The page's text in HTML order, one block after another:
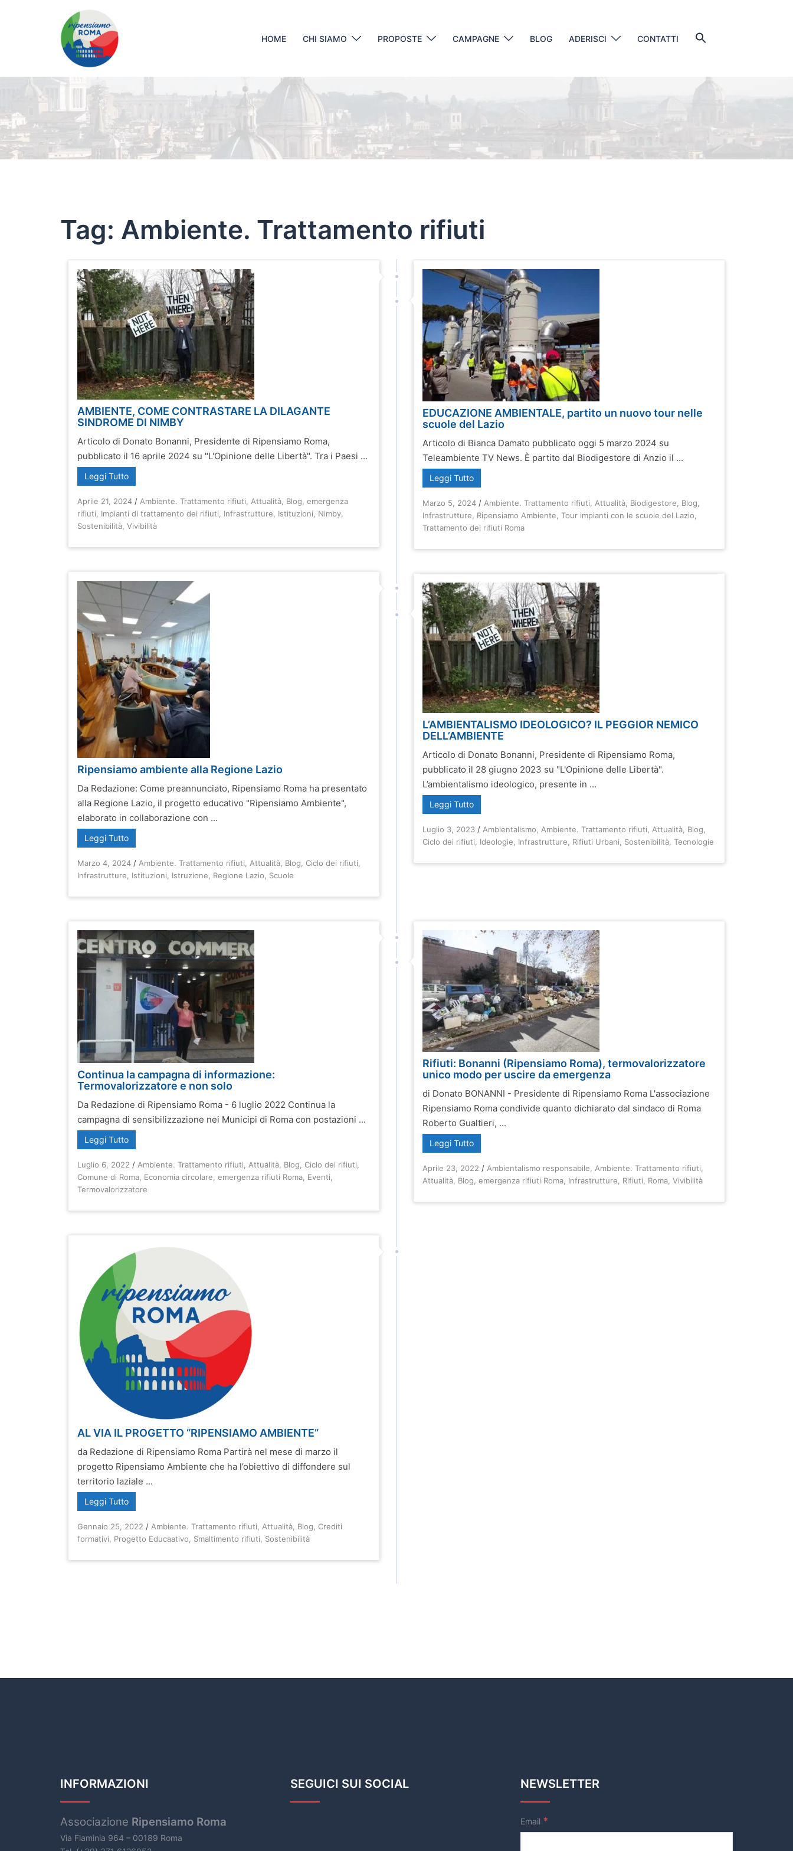
HOME CHI SIAMO PROPOSTE CAMPAGNE BLOG ADERISCI CONTATTI
Tag: Ambiente. Trattamento rifiuti
AMBIENTE, COME CONTRASTARE LA DILAGANTE
SINDROME DI NIMBY
Articolo di Donato Bonanni, Presidente di Ripensiamo Roma,
pubblicato il 16 aprile 2024 su "L'Opinione delle Libertà". Tra i Paesi ...
Leggi Tutto
Aprile 21, 2024 / Ambiente. Trattamento rifiuti Attualità Blog ,emergenza
rifiuti
Impianti di trattamento dei rifiuti Infrastrutture Istituzioni Nimby
Sostenibilità ,Vivibilità
EDUCAZIONE AMBIENTALE, partito un nuovo tour nelle
scuole del Lazio
Articolo di Bianca Damato pubblicato oggi 5 marzo 2024 su
Teleambiente TV News. È partito dal Biodigestore di Anzio il ...
Leggi Tutto
Marzo 5, 2024 / Ambiente. Trattamento rifiuti Attualità Biodigestore Blog
Infrastrutture
Ripensiamo Ambiente ,Tour impianti con le scuole del Lazio
Trattamento dei rifiuti Roma
Ripensiamo ambiente alla Regione Lazio
Da Redazione: Come preannunciato, Ripensiamo Roma ha presentato
alla Regione Lazio, il progetto educativo "Ripensiamo Ambiente",
elaborato in collaborazione con ...
Leggi Tutto
Marzo 4, 2024 / Ambiente. Trattamento rifiuti Attualità Blog ,Ciclo dei rifiuti
Infrastrutture
Istituzioni Istruzione Regione Lazio Scuole
L’AMBIENTALISMO IDEOLOGICO? IL PEGGIOR NEMICO
DELL’AMBIENTE
Articolo di Donato Bonanni, Presidente di Ripensiamo Roma,
pubblicato il 28 giugno 2023 su "L'Opinione delle Libertà".
L’ambientalismo ideologico, presente in ...
Leggi Tutto
Luglio 3, 2023 / Ambientalismo Ambiente. Trattamento rifiuti Attualità Blog
Ciclo dei rifiuti
Ideologie Infrastrutture Rifiuti Urbani Sostenibilità ,Tecnologie
Continua la campagna di informazione:
Termovalorizzatore e non solo
Da Redazione di Ripensiamo Roma - 6 luglio 2022 Continua la
campagna di sensibilizzazione nei Municipi di Roma con postazioni ...
Leggi Tutto
Luglio 6, 2022 / Ambiente. Trattamento rifiuti Attualità Blog ,Ciclo dei rifiuti
Comune di Roma Economia circolare ,emergenza rifiuti Roma Eventi
Termovalorizzatore
Rifiuti: Bonanni (Ripensiamo Roma), termovalorizzatore
unico modo per uscire da emergenza
di Donato BONANNI - Presidente di Ripensiamo Roma L'associazione
Ripensiamo Roma condivide quanto dichiarato dal sindaco di Roma
Roberto Gualtieri, ...
Leggi Tutto
Aprile 23, 2022 / Ambientalismo responsabile Ambiente. Trattamento rifiuti
Attualità Blog ,emergenza rifiuti Roma Infrastrutture Rifiuti Roma ,Vivibilità
AL VIA IL PROGETTO “RIPENSIAMO AMBIENTE”
da Redazione di Ripensiamo Roma Partirà nel mese di marzo il
progetto Ripensiamo Ambiente che ha l’obiettivo di diffondere sul
territorio laziale ...
Leggi Tutto
Gennaio 25, 2022 / Ambiente. Trattamento rifiuti Attualità Blog ,Crediti
formativi
Progetto Educaativo Smaltimento rifiuti Sostenibilità
INFORMAZIONI
Associazione Ripensiamo Roma
Via Flaminia 964 – 00189 Roma
SEGUICI SUI SOCIAL NEWSLETTER
Email *